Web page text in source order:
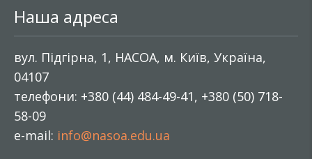
Наша адреса
вул. Підгірна, 1, НАСОА, м. Київ, Україна,
04107
телефони: +380 (44) 484-49-41, +380 (50) 718-
58-09
e-mail: info@nasoa.edu.ua